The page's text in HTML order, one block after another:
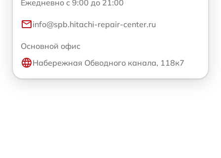
Ежедневно с 9:00 до 21:00
info@spb.hitachi-repair-center.ru
Основной офис
Набережная Обводного канала, 118к7